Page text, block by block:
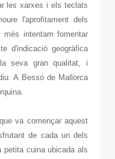
les xarxes i els teclats
l'aprofitament dels
més intentam fomentar
d'indicació geogràfica
seva gran qualitat, i
A Bessó de Mallorca
va començar aquest
de cada un dels
petita cuina ubicada als